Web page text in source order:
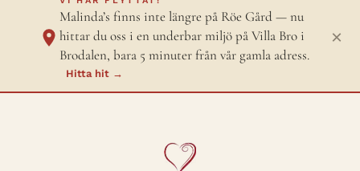
Malinda’s finns inte längre på Röe Gård — nu
hittar du oss i en underbar miljö på Villa Bro i
Brodalen, bara 5 minuter från vår gamla adress.
Hitta hit →
×